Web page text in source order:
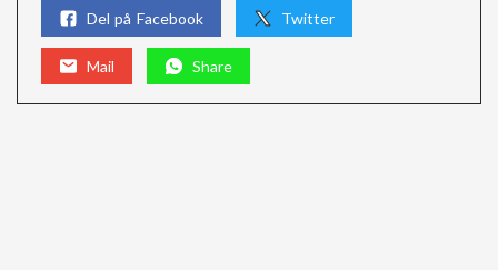
Del på Facebook Twitter
Mail Share